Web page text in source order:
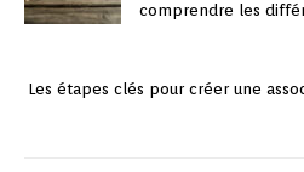
comprendre les
Les étapes clés pour créer une